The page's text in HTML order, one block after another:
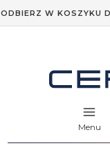
ODBIERZ W KOSZYKU
Menu